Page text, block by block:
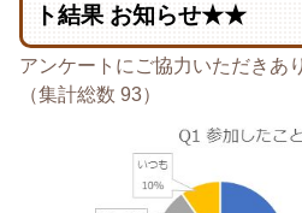
ト結果 お知らせ★★
アンケートにご協力いただきあ
（集計総数 93）